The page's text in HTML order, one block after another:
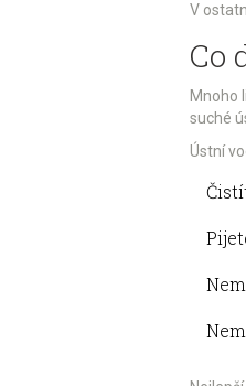
V
Co
Mnoho
suché
Ústní